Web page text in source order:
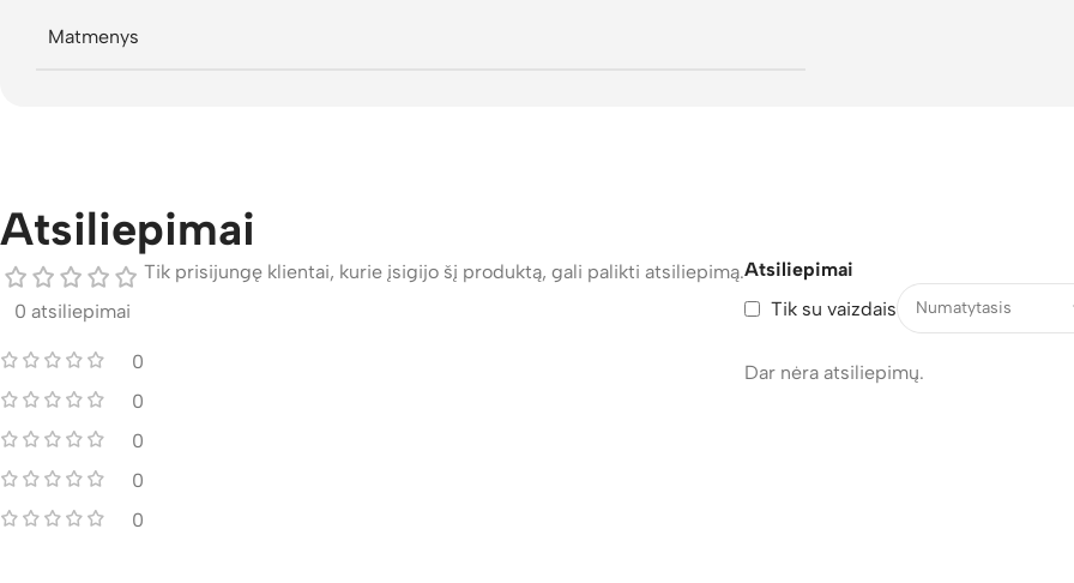
Matmenys
Atsiliepimai
0 atsiliepimai
0
0
0
0
0
Atsiliepimai
Tik su vaizdais
Dar nėra atsiliepimų.
Tik prisijungę klientai, kurie įsigijo šį produktą, gali palikti atsiliepimą.